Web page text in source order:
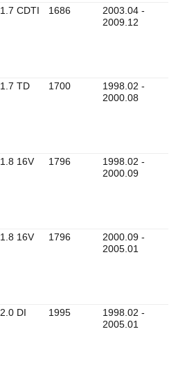
1.7 CDTI 1686
2003.04 -
2009.12
1.7 TD 1700
1998.02 -
2000.08
1.8 16V 1796
1998.02 -
2000.09
1.8 16V 1796
2000.09 -
2005.01
2.0 DI 1995
1998.02 -
2005.01